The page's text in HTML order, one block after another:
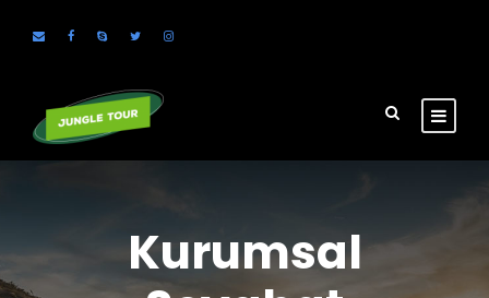
Kurumsal